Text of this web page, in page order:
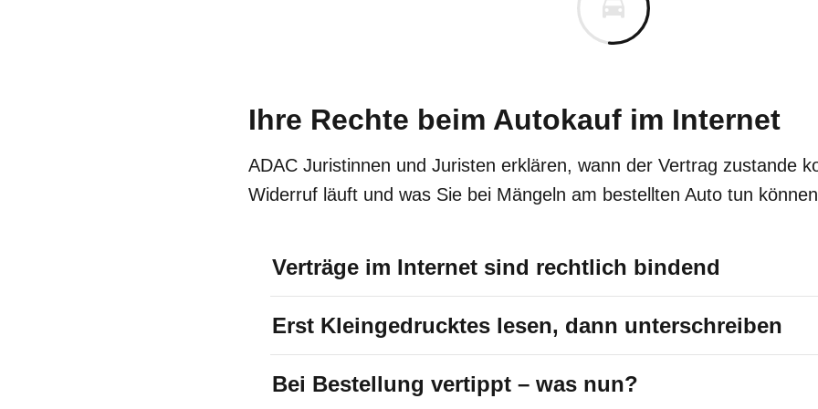
Ihre Rechte beim Autokauf im Internet
ADAC Juristinnen und Juristen erklären, wann der Vertrag zustande
Widerruf läuft und was Sie bei Mängeln am bestellten Auto tun
Verträge im Internet sind rechtlich bindend
Das Wichtigste vorneweg: Per E-Mail und über das Internet
sind rechtlich bindend! Denn auch im Internet kommt ein Vertrag
Verkäufers und Annahme des Käufers zustande. Beide Parteien
Erst Kleingedrucktes lesen, dann unterschreiben
Lesen Sie sich die Allgemeinen Geschäftsbedingungen
Bei Bestellung vertippt – was nun?